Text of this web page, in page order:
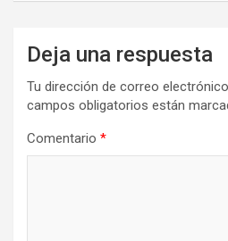
Deja una respuesta
Tu dirección de correo
campos obligatorios están
Comentario *